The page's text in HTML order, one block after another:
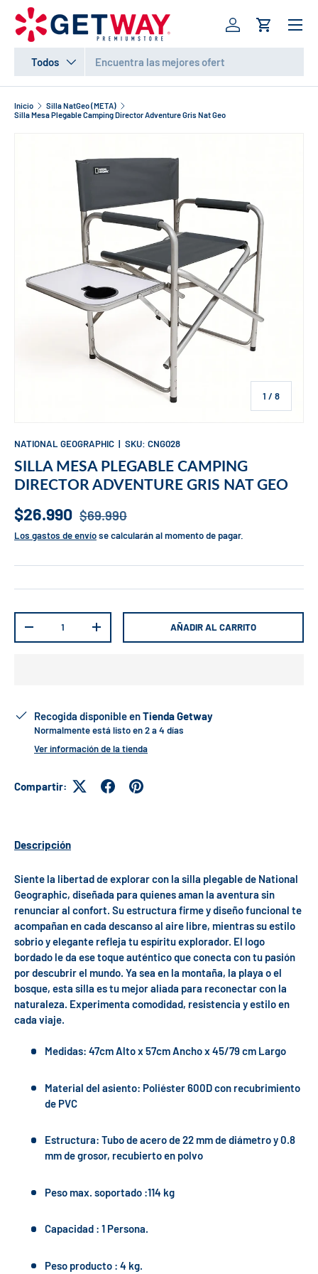
IR AL CONTENIDO
Todos
Iniciar sesión
Carrito
Inicio
Silla NatGeo (META)
Silla Mesa Plegable Camping Director Adventure Gris Nat Geo
1 / de
8
NATIONAL GEOGRAPHIC | SKU: CNG028
SILLA MESA PLEGABLE CAMPING
DIRECTOR ADVENTURE GRIS NAT GEO
$26.990 $69.990
Los gastos de envíose calcularán al momento de pagar.
-
+ AÑADIR AL CARRITO
Recogida disponible enTienda Getway
Normalmente está listo en 2 a 4 días
Ver información de la tienda
Compartir:
Descripción
Siente la libertad de explorar con la silla plegable de National
Geographic, diseñada para quienes aman la aventura sin
renunciar al confort. Su estructura firme y diseño funcional te
acompañan en cada descanso al aire libre, mientras su estilo
sobrio y elegante refleja tu espíritu explorador. El logo
bordado le da ese toque auténtico que conecta con tu pasión
por descubrir el mundo. Ya sea en la montaña, la playa o el
bosque, esta silla es tu mejor aliada para reconectar con la
naturaleza. Experimenta comodidad, resistencia y estilo en
cada viaje.
Medidas: 47cm Alto x 57cm Ancho x 45/79 cm Largo
Material del asiento: Poliéster 600D con recubrimiento
de PVC
Estructura: Tubo de acero de 22 mm de diámetro y 0.8
mm de grosor, recubierto en polvo
Peso max. soportado :114 kg
Capacidad : 1 Persona.
Peso producto : 4 kg.